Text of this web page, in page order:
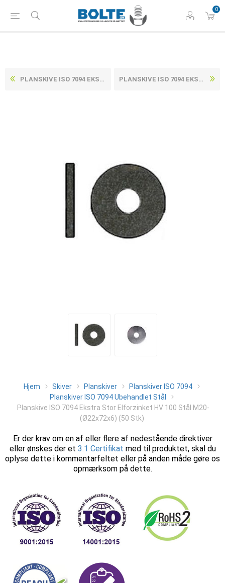
0
PLANSKIVE ISO 7094 EKSTRA STOR UBEHANDLET HV 100 STÅL M8-(Ø9X28X3) (100 STK) PLANSKIVE ISO 7094 EKSTRA STOR ELFORZINKET HV 100 STÅL M27-(Ø30X98X6) (25 STK)
Hjem Skiver Planskiver
Planskiver ISO 7094
Planskiver ISO 7094 Ubehandlet Stål
Planskive ISO 7094 Ekstra Stor Elforzinket HV 100 Stål M20-
(Ø22x72x6) (50 Stk)
Er der krav om en af eller flere af nedestående direktiver
eller ønskes der et 3.1 Certifikat med til produktet, skal du
oplyse dette i kommentarfeltet eller på anden måde gøre os
opmærksom på dette.